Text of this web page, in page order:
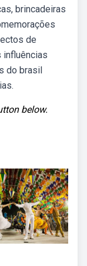
brincadeiras
de
influências
do brasil
below.